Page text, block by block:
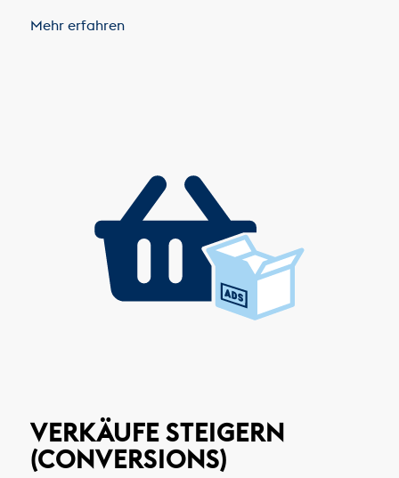
Mehr erfahren
VERKÄUFE STEIGERN
(CONVERSIONS)